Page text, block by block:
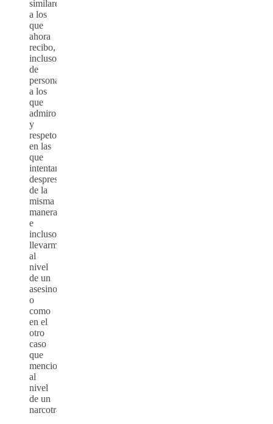
similares
a los
que
ahora
recibo,
incluso
de
personas
a los
que
admiro
y
respeto,
en las
que
intentan
desprestigiar
de la
misma
manera
e
incluso
llevarme
al
nivel
de un
asesino,
o
como
en el
otro
caso
que
mencione,
al
nivel
de un
narcotraficante.